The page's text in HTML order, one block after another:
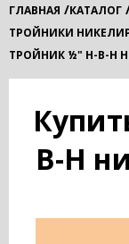
ГЛАВНАЯ /КАТАЛОГ
ТРОЙНИКИ
ТРОЙНИК ½" Н-В-Н
В-Н